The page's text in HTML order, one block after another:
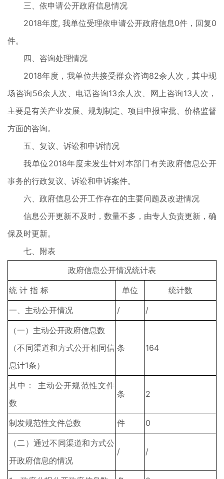
三、依申请公开政府信息情况
2018年度, 我单位受理依申请公开政府信息0件，回复0
件。
四、咨询处理情况
2018年度，我单位共接受群众咨询82余人次，其中现
场咨询56余人次、电话咨询13余人次、网上咨询13人次，
主要是有关产业发展、规划制定、项目申报审批、价格监督
方面的咨询。
五、复议、诉讼和申诉情况
我单位2018年度未发生针对本部门有关政府信息公开
事务的行政复议、诉讼和申诉案件。
六、政府信息公开工作存在的主要问题及改进情况
信息公开更新不及时，数量不多，由专人负责更新，确
保及时更新。
七、附表
政府信息公开情况统计表
统 计 指 标
单位
统计数
一、主动公开情况
/
/
（一）主动公开政府信息数
（不同渠道和方式公开相同信
息计1条）
条 164
其中： 主动公开规范性文件
数
条 2
制发规范性文件总数 件
0
（二）通过不同渠道和方式公
开政府信息的情况
/ /